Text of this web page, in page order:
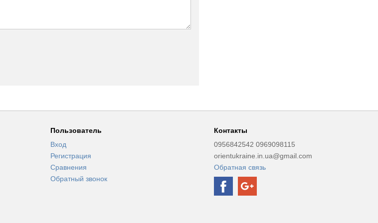
Пользователь
Вход
Регистрация
Сравнения
Обратный звонок
Контакты
0956842542 0969098115
orientukraine.in.ua@gmail.com
Обратная связь